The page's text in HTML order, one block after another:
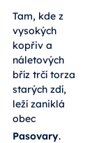
Tam, kde z
vysokých
kopřiv a
náletových
bříz trčí torza
starých zdí,
leží zaniklá
obec
Pasovary.